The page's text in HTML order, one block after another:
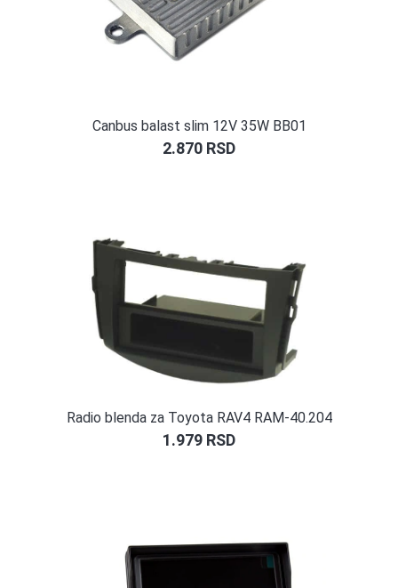
Canbus balast slim 12V 35W BB01
2.870 RSD
Radio blenda za Toyota RAV4 RAM-40.204
1.979 RSD